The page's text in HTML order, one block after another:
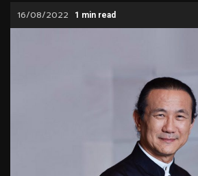
16/08/2022 1 min read